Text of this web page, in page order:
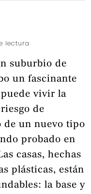
lectura
suburbio de
un fascinante
vivir la
de
un nuevo tipo
probado en
casas, hechas
plásticas, están
la base y